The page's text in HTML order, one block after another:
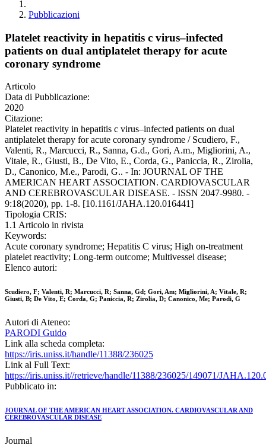
Pubblicazioni
Platelet reactivity in hepatitis c virus–infected
patients on dual antiplatelet therapy for acute
coronary syndrome
Articolo
Data di Pubblicazione:
2020
Citazione:
Platelet reactivity in hepatitis c virus–infected patients on dual
antiplatelet therapy for acute coronary syndrome / Scudiero, F.,
Valenti, R., Marcucci, R., Sanna, G.d., Gori, A.m., Migliorini, A.,
Vitale, R., Giusti, B., De Vito, E., Corda, G., Paniccia, R., Zirolia,
D., Canonico, M.e., Parodi, G.. - In: JOURNAL OF THE
AMERICAN HEART ASSOCIATION. CARDIOVASCULAR
AND CEREBROVASCULAR DISEASE. - ISSN 2047-9980. -
9:18(2020), pp. 1-8. [10.1161/JAHA.120.016441]
Tipologia CRIS:
1.1 Articolo in rivista
Keywords:
Acute coronary syndrome; Hepatitis C virus; High on-treatment
platelet reactivity; Long-term outcome; Multivessel disease;
Elenco autori:
Scudiero, F; Valenti, R; Marcucci, R; Sanna, Gd; Gori, Am; Migliorini, A; Vitale, R;
Giusti, B; De Vito, E; Corda, G; Paniccia, R; Zirolia, D; Canonico, Me; Parodi, G
Autori di Ateneo:
PARODI Guido
Link alla scheda completa:
https://iris.uniss.it/handle/11388/236025
Link al Full Text:
https://iris.uniss.it//retrieve/handle/11388/236025/149071/
Pubblicato in:
JOURNAL OF THE AMERICAN HEART ASSOCIATION. CARDIOVASCULAR AND
CEREBROVASCULAR DISEASE
Journal